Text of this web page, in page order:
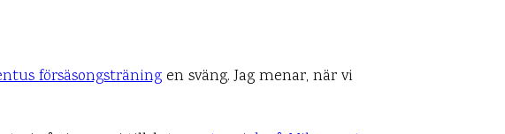
– bästa reseminne
försäsongsträningen sväng. Jag menar, när vi